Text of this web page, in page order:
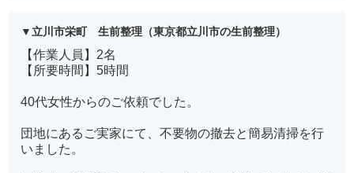
立川市栄町 生前整理（東京都立川市の生前整理）
【作業人員】2名
【所要時間】5時間
40代女性からのご依頼でした。
団地にあるご実家にて、不要物の撤去と簡易清掃を行
いました。